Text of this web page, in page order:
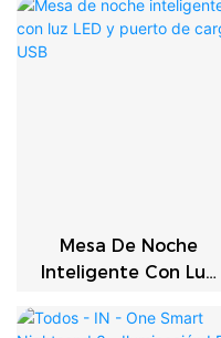
Mango Plateado
Almacenamiento En
Mesa De Noche
Inteligente Con Luz
Carga USB